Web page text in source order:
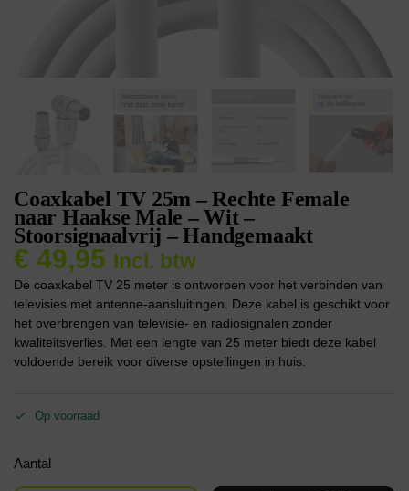
Coaxkabel TV 25m – Rechte Female
naar Haakse Male – Wit –
Stoorsignaalvrij – Handgemaakt
€ 49,95 Incl. btw
De coaxkabel TV 25 meter is ontworpen voor het verbinden van
televisies met antenne-aansluitingen. Deze kabel is geschikt voor
het overbrengen van televisie- en radiosignalen zonder
kwaliteitsverlies. Met een lengte van 25 meter biedt deze kabel
voldoende bereik voor diverse opstellingen in huis.
Op voorraad
Aantal